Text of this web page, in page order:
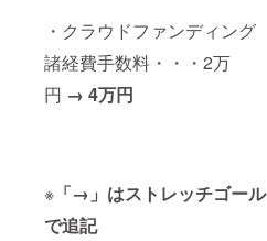
・クラウドファンディング
諸経費手数料・・・2万
円 → 4万円
※ 「→」はストレッチゴール
で追記